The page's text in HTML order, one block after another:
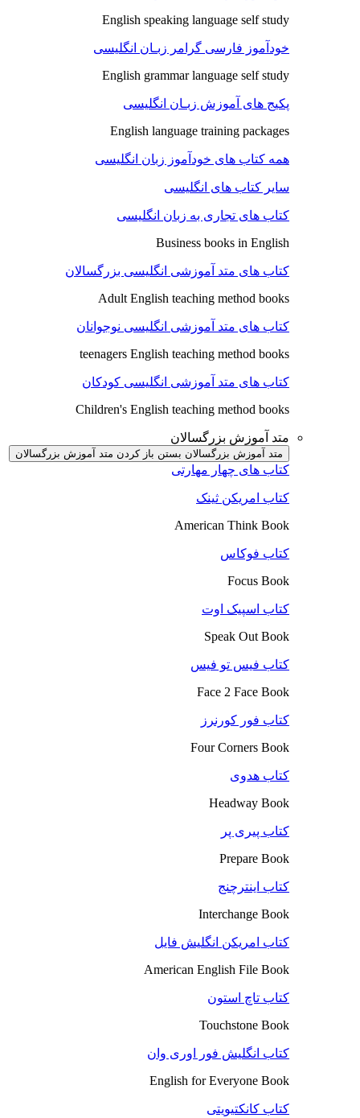
English speaking language self study
خودآموز فارسی گرامر زبـان انگلیسی
English grammar language self study
پکیج های آموزش زبـان انگلیسی
English language training packages
همه کتاب های خودآموز زبان انگلیسی
سایر کتاب های انگلیسی
کتاب های تجاری به زبان انگلیسی
Business books in English
کتاب های متد آموزشی انگلیسی بزرگسالان
Adult English teaching method books
کتاب های متد آموزشی انگلیسی نوجوانان
teenagers English teaching method books
کتاب های متد آموزشی انگلیسی کودکان
Children's English teaching method books
متد آموزش بزرگسالان
متد آموزش بزرگسالان بستن باز کردن متد آموزش بزرگسالان
کتاب های چهار مهارتی
کتاب امریکن ثینک
American Think Book
کتاب فوکاس
Focus Book
کتاب اسپیک اوت
Speak Out Book
کتاب فیس تو فیس
Face 2 Face Book
کتاب فور کورنرز
Four Corners Book
کتاب هدوی
Headway Book
کتاب پیری پر
Prepare Book
کتاب اینترچنج
Interchange Book
کتاب امریکن انگلیش فایل
American English File Book
کتاب تاچ استون
Touchstone Book
کتاب انگلیش فور اوری وان
English for Everyone Book
کتاب کانکتیویتی